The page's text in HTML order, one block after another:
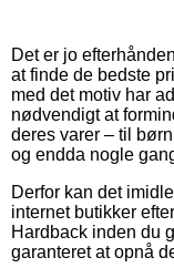
Det er jo
at finde de bedste
med det motiv har
nødvendigt at
deres varer – til
og endda nogle
Derfor kan det
internet butikker
Hardback inden du
garanteret at opnå